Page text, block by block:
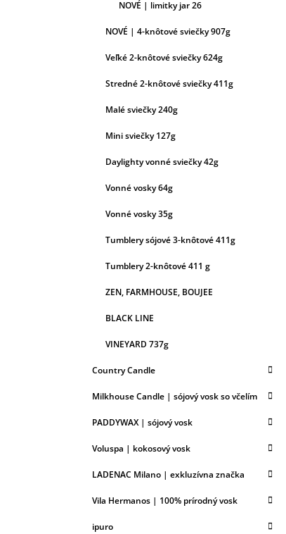
NOVÉ | limitky jar 26
NOVÉ | 4-knôtové sviečky 907g
Veľké 2-knôtové sviečky 624g
Stredné 2-knôtové sviečky 411g
Malé sviečky 240g
Mini sviečky 127g
Daylighty vonné sviečky 42g
Vonné vosky 64g
Vonné vosky 35g
Tumblery sójové 3-knôtové 411g
Tumblery 2-knôtové 411 g
ZEN, FARMHOUSE, BOUJEE
BLACK LINE
VINEYARD 737g
Country Candle
Milkhouse Candle | sójový vosk so včelím
PADDYWAX | sójový vosk
Voluspa | kokosový vosk
LADENAC Milano | exkluzívna značka
Vila Hermanos | 100% prírodný vosk
ipuro